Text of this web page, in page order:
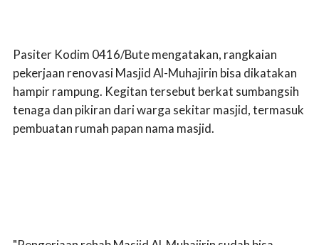
Pasiter Kodim 0416/Bute mengatakan, rangkaian
pekerjaan renovasi Masjid Al-Muhajirin bisa dikatakan
hampir rampung. Kegitan tersebut berkat sumbangsih
tenaga dan pikiran dari warga sekitar masjid, termasuk
pembuatan rumah papan nama masjid.